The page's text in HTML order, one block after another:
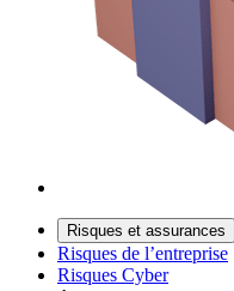
Risques et assurances
Risques de l’entreprise
Risques Cyber